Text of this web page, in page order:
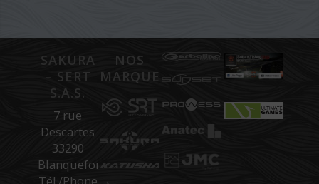
SAKURA
– SERT
S.A.S.
7 rue
Descartes
33290
Blanquefort
NOS
MARQUES